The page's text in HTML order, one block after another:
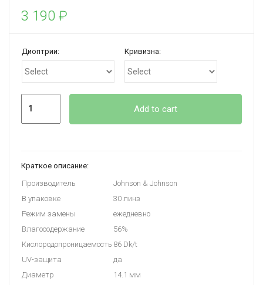
3 190 ₽
Диоптрии: Кривизна:
Add to cart
Краткое описание:
Производитель
Johnson & Johnson
В упаковке
30 линз
Режим замены
ежедневно
Влагосодержание
56%
Кислородопроницаемость 86 Dk/t
UV-защита
да
Диаметр
14.1 мм